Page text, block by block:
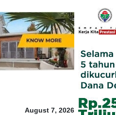
August 7, 2026